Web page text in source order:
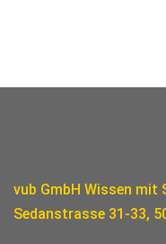
vub GmbH Wissen mit
Sedanstrasse 31-33,